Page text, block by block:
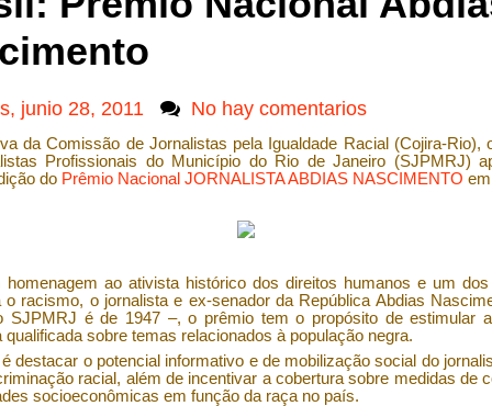
junio 28, 2011 No hay comentarios
da Comissão de Jornalistas pela Igualdade Racial (Cojira-Rio),
Profissionais do Município do Rio de Janeiro (SJPMRJ)
do Prêmio Nacional JORNALISTA ABDIAS NASCIMENTO
homenagem ao ativista histórico dos direitos humanos e um
o racismo, o jornalista e ex-senador da República Abdias
SJPMRJ é de 1947 –, o prêmio tem o propósito de estimular
qualificada sobre temas relacionados à população negra.
destacar o potencial informativo e de mobilização social do
racial, além de incentivar a cobertura sobre medidas de
socioeconômicas em função da raça no país.